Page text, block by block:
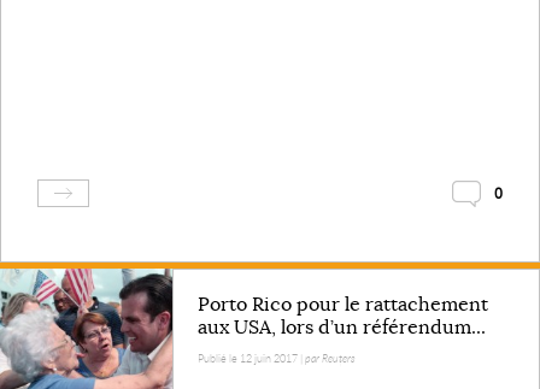
0
Porto Rico pour le rattachement
aux USA, lors d’un référendum...
Publié le 12 juin 2017 |par Reuters